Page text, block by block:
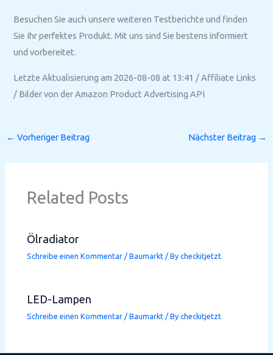
Besuchen Sie auch unsere weiteren Testberichte und finden
Sie Ihr perfektes Produkt. Mit uns sind Sie bestens informiert
und vorbereitet.
Letzte Aktualisierung am 2026-08-08 at 13:41 / Affiliate Links
/ Bilder von der Amazon Product Advertising API
← Vorheriger Beitrag Nächster Beitrag →
Related Posts
Ölradiator
Schreibe einen Kommentar /Baumarkt / Bycheckitjetzt
LED-Lampen
Schreibe einen Kommentar /Baumarkt / Bycheckitjetzt